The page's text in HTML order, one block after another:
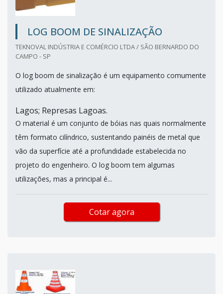
LOG BOOM DE SINALIZAÇÃO
TEKNOVAL INDÚSTRIA E COMÉRCIO LTDA / SÃO BERNARDO DO
CAMPO - SP
O log boom de sinalização é um equipamento comumente
utilizado atualmente em:
Lagos; Represas Lagoas.
O material é um conjunto de bóias nas quais normalmente
têm formato cilíndrico, sustentando painéis de metal que
vão da superfície até a profundidade estabelecida no
projeto do engenheiro. O log boom tem algumas
utilizações, mas a principal é...
Cotar agora